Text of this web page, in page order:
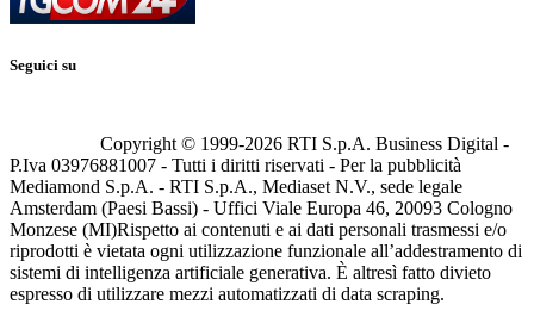
Seguici su
Copyright © 1999-2026 RTI S.p.A. Business Digital -
P.Iva 03976881007 - Tutti i diritti riservati - Per la pubblicità
Mediamond S.p.A. - RTI S.p.A., Mediaset N.V., sede legale
Amsterdam (Paesi Bassi) - Uffici Viale Europa 46, 20093 Cologno
Monzese (MI)Rispetto ai contenuti e ai dati personali trasmessi e/o
riprodotti è vietata ogni utilizzazione funzionale all’addestramento di
sistemi di intelligenza artificiale generativa. È altresì fatto divieto
espresso di utilizzare mezzi automatizzati di data scraping.